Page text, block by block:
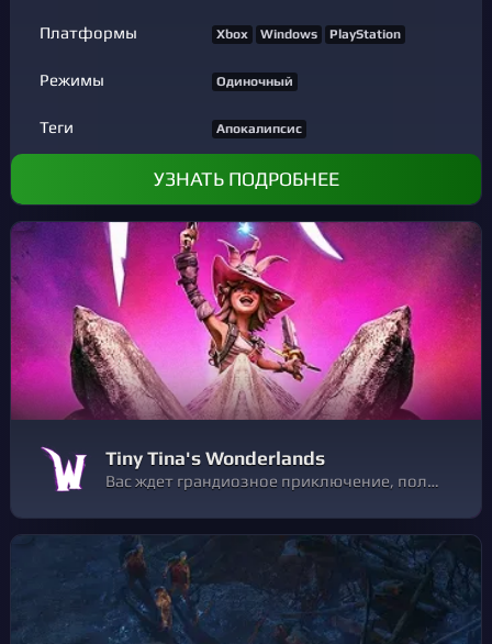
Платформы Xbox Windows PlayStation
Режимы Одиночный
Теги Апокалипсис
УЗНАТЬ ПОДРОБНЕЕ
Tiny Tina's Wonderlands
Вас ждет грандиозное приключение, полное шуток, чудес и крупнокалиберных стволов! Создайте мультиклассового героя и отправляйтесь грабить, стрелять, рубить и колдовать. Ваша задача – остановить деспотичного Повелителя драконов.